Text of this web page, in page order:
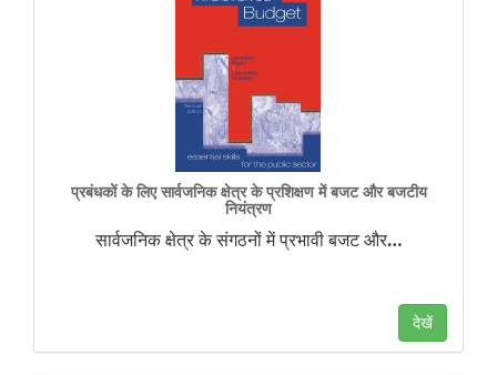
प्रबंधकों के लिए सार्वजनिक क्षेत्र के प्रशिक्षण में बजट और बजटीय
नियंत्रण
सार्वजनिक क्षेत्र के संगठनों में प्रभावी बजट और…
देखें